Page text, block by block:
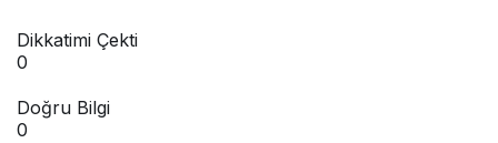
Dikkatimi Çekti
0
Doğru Bilgi
0